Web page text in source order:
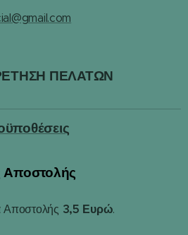
ΠΕΛΑΤΩΝ
Αποστολής
3,5 Ευρώ.